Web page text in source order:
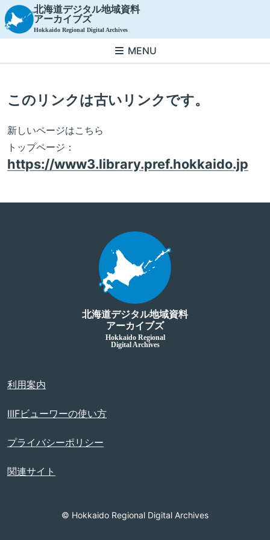
北海道デジタル地域資料
アーカイブズ
Hokkaido Regional Digital Archives
MENU
このリンクは古いリンクです。
新しいページはこちら
トップページ：
https://www3.library.pref.hokkaido.jp
北海道デジタル地域資料
アーカイブズ
Hokkaido Regional
Digital Archives
利用案内
IIIFビューワーの使い方
プライバシーポリシー
関連サイト
© Hokkaido Regional Digital Archives